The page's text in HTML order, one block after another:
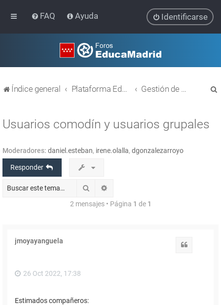
FAQ Ayuda Identificarse
Índice general Plataforma Educativa EducaMadrid Gestión de usuarios
Usuarios comodín y usuarios grupales
Moderadores: daniel.esteban, irene.olalla, dgonzalezarroyo
Responder
Buscar
2 mensajes • Página 1 de 1
jmoyayanguela
26 Oct 2022, 17:38
Estimados compañeros: